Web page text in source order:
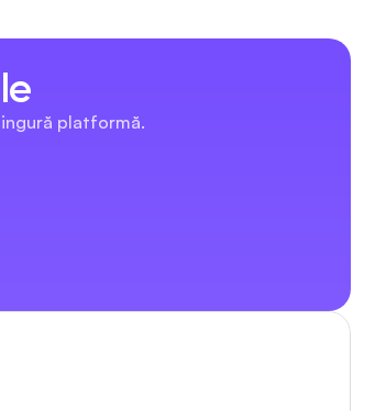
platformă.